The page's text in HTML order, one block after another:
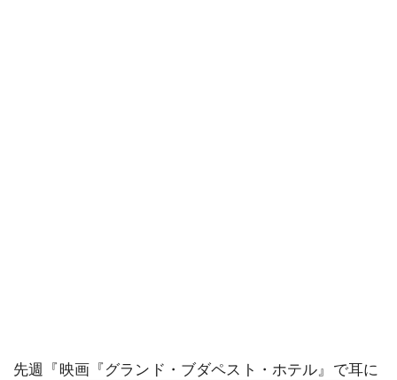
先週『映画『グランド・ブダペスト・ホテル』で耳に